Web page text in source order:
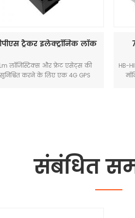
इंच कार मल्टीमीडिया सिस्टम
सिस्टम वाहन की स्थिति, ट्रैकिंग, वीडियो
रिमोट कंट्रोल, ट्रैक प्लेबैक, ड्राइवर
संबंधित